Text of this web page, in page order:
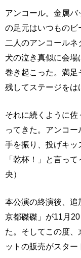
アンコール。金属
の足元はいつものビ
二人のアンコール
犬の泣き真似に会
巻き起こった。満足
残してステージをは
それに続くように
ってきた。アンコ
手を振り、投げキ
「乾杯！」と言っ
央）
本公演の終演後、追
京都磔磔」が11月
た。そしてこの度
ットの販売がスター